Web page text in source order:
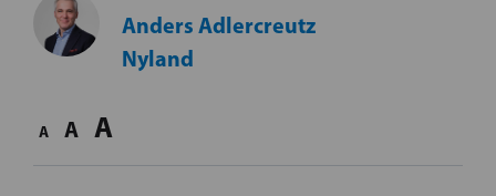
Anders Adlercreutz
Nyland
A A A